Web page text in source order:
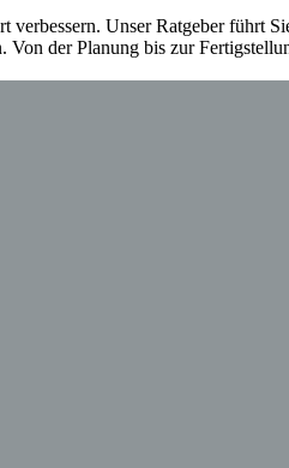
Unser Ratgeber führt
der Planung bis zur